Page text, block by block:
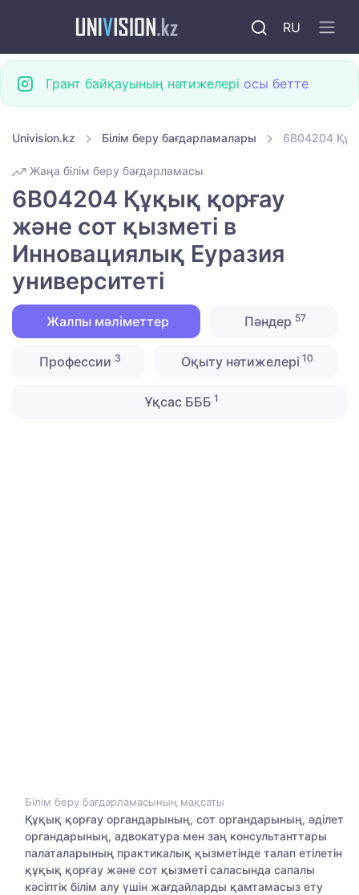
RU
Грант байқауының нәтижелері осы бетте
Univision.kz Білім беру бағдарламалары 6B04204
Жаңа білім беру бағдарламасы
6B04204 Құқық қорғау
және сот қызметі в
Инновациялық Еуразия
университеті
Жалпы мәліметтер Пәндер 57
Профессии 3 Оқыту нәтижелері 10
Ұқсас БББ 1
Білім беру бағдарламасының мақсаты
Құқық қорғау органдарының, сот органдарының, әділет
органдарының, адвокатура мен заң консультанттары
палаталарының практикалық қызметінде талап етілетін
құқық қорғау және сот қызметі саласында сапалы
кәсіптік білім алу үшін жағдайларды қамтамасыз ету